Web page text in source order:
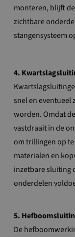
monteren, blijft
zichtbare
stangensysteem
4.
snel en eventueel
worden. Omdat
vastdraait in de
om trillingen op
materialen en
inzetbare sluiting
onderdelen
5.
De